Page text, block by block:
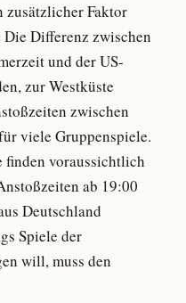
zusätzlicher Faktor
Differenz zwischen
und der US-
zur Westküste
zwischen
viele Gruppenspiele.
finden voraussichtlich
ab 19:00
Deutschland
Spiele der
will, muss den